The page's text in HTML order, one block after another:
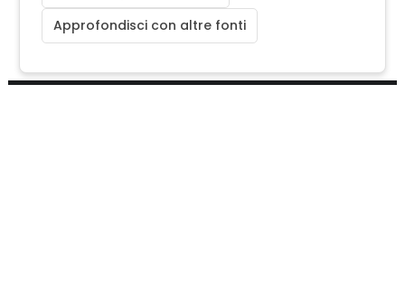
Approfondisci con altre fonti